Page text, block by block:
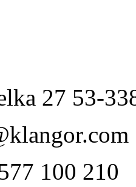
27 53-
100 210